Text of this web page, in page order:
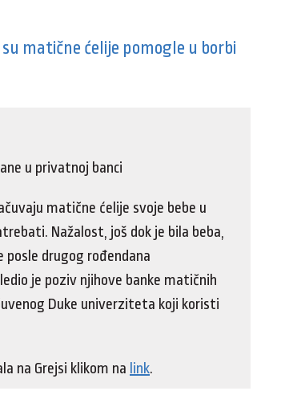
matične ćelije pomogle u borbi
u privatnoj banci
matične ćelije svoje bebe u
Nažalost, još dok je bila beba,
drugog rođendana
je poziv njihove banke matičnih
Duke univerziteta koji koristi
na Grejsi klikom na link.